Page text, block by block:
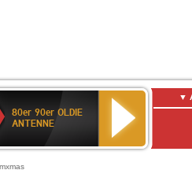
80er 90er OLDIE
ANTENNE